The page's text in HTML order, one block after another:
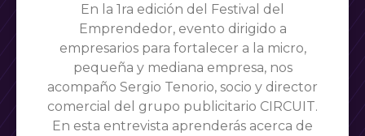
En la 1ra edición del Festival del
Emprendedor, evento dirigido a
empresarios para fortalecer a la micro,
pequeña y mediana empresa, nos
acompaño Sergio Tenorio, socio y director
comercial del grupo publicitario CIRCUIT.
En esta entrevista aprenderás acerca de